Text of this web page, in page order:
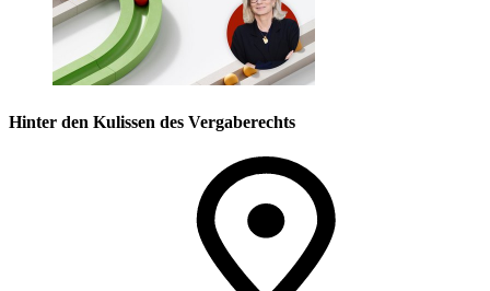
Hinter den Kulissen des Vergaberechts